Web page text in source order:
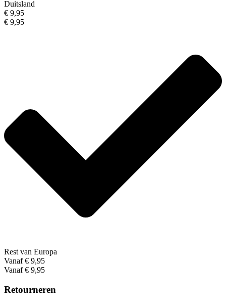
Duitsland
€ 9,95
€ 9,95
Rest van Europa
Vanaf € 9,95
Vanaf € 9,95
Retourneren